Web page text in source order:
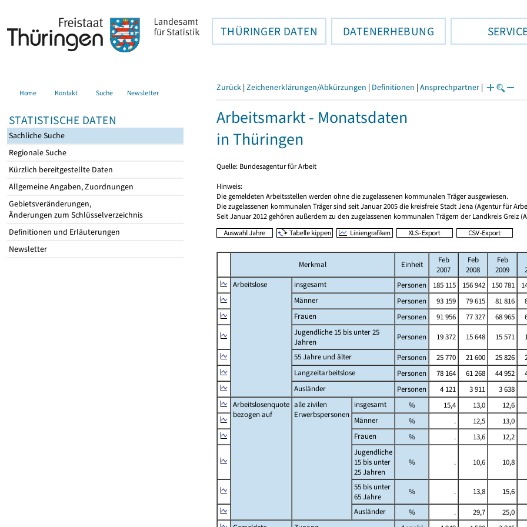
THÜRINGER DATEN DATENERHEBUNG
Home Kontakt Suche Newsletter
STATISTISCHE DATEN
Sachliche Suche
Regionale Suche
Kürzlich bereitgestellte Daten
Allgemeine Angaben, Zuordnungen
Gebietsveränderungen,
Änderungen zum Schlüsselverzeichnis
Definitionen und Erläuterungen
Newsletter
Zurück | Zeichenerklärungen/Abkürzungen | Definitionen | Ansprechpartner |
Arbeitsmarkt - Monatsdaten
in Thüringen
Quelle: Bundesagentur für Arbeit
Hinweis:
Die gemeldeten Arbeitsstellen werden ohne die zugelassenen kommunalen Träger ausgewiesen.
Die zugelassenen kommunalen Träger sind seit Januar 2005 die kreisfreie Stadt Jena (Agentur für
Seit Januar 2012 gehören außerdem zu den zugelassenen kommunalen Trägern der Landkreis
Merkmal Einheit
Feb
2007
Feb
2008
Feb
2009
Arbeitslose
insgesamt Personen 185 115 156 942 150 781
Männer
Personen 93 159 79 615 81 816
Frauen
Personen 91 956 77 327 68 965
Jugendliche 15 bis unter 25
Jahren
Personen 19 372 15 648 15 571
55 Jahre und älter
Personen 25 770 21 600 25 826
Langzeitarbeitslose
Personen 78 164 61 268 44 952
Ausländer
Personen 4 121 3 911 3 638
Arbeitslosenquote
bezogen auf
alle zivilen
Erwerbspersonen
insgesamt % 15,4 13,0 12,6
Männer
% . 12,5 13,0
Frauen
% . 13,6 12,2
Jugendliche
15 bis unter
25 Jahren
% . 10,6 10,8
55 bis unter
65 Jahre
% . 13,8 15,6
Ausländer
% . 29,7 25,0